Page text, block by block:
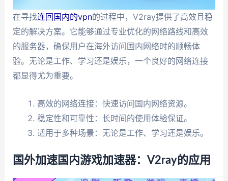
在寻找连回国内的vpn的过程中，V2ray提供了高效且稳
定的解决方案。它能够通过专业优化的网络路线和高效
的服务器，确保用户在海外访问国内网络时的顺畅体
验。无论是工作、学习还是娱乐，一个良好的网络连接
都显得尤为重要。
高效的网络连接：快速访问国内网络资源。
稳定性和可靠性：长时间的使用体验保证。
适用于多种场景：无论是工作、学习还是娱乐。
国外加速国内游戏加速器：V2ray的应用